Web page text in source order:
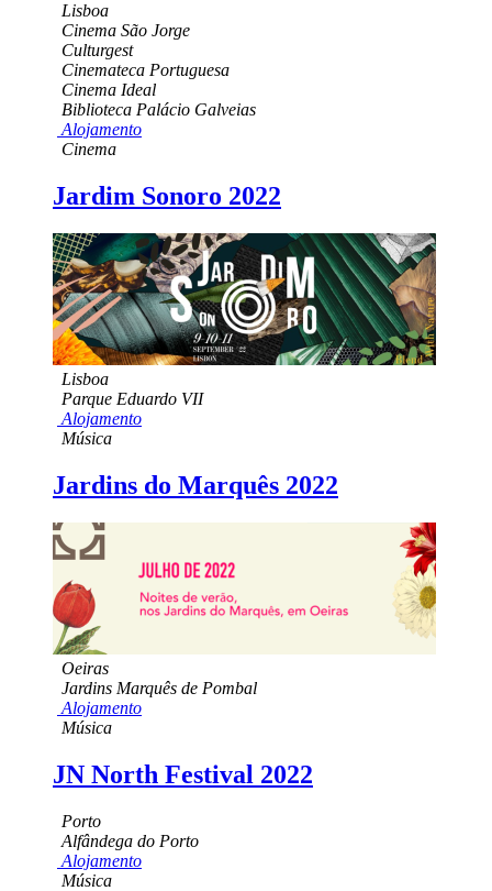
Lisboa
Cinema São Jorge
Culturgest
Cinemateca Portuguesa
Cinema Ideal
Biblioteca Palácio Galveias
Alojamento
Cinema
Jardim Sonoro 2022
Lisboa
Parque Eduardo VII
Alojamento
Música
Jardins do Marquês 2022
Oeiras
Jardins Marquês de Pombal
Alojamento
Música
JN North Festival 2022
Porto
Alfândega do Porto
Alojamento
Música